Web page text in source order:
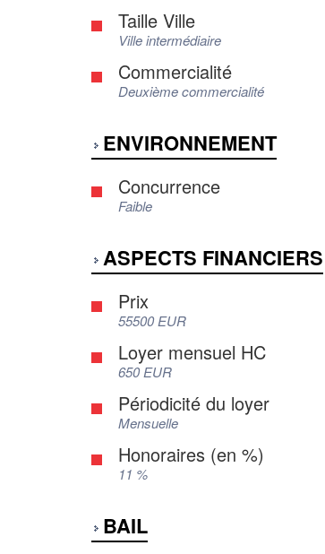
Taille Ville
Ville intermédiaire
Commercialité
Deuxième commercialité
ENVIRONNEMENT
Concurrence
Faible
ASPECTS FINANCIERS
Prix
55500 EUR
Loyer mensuel HC
650 EUR
Périodicité du loyer
Mensuelle
Honoraires (en %)
11 %
BAIL